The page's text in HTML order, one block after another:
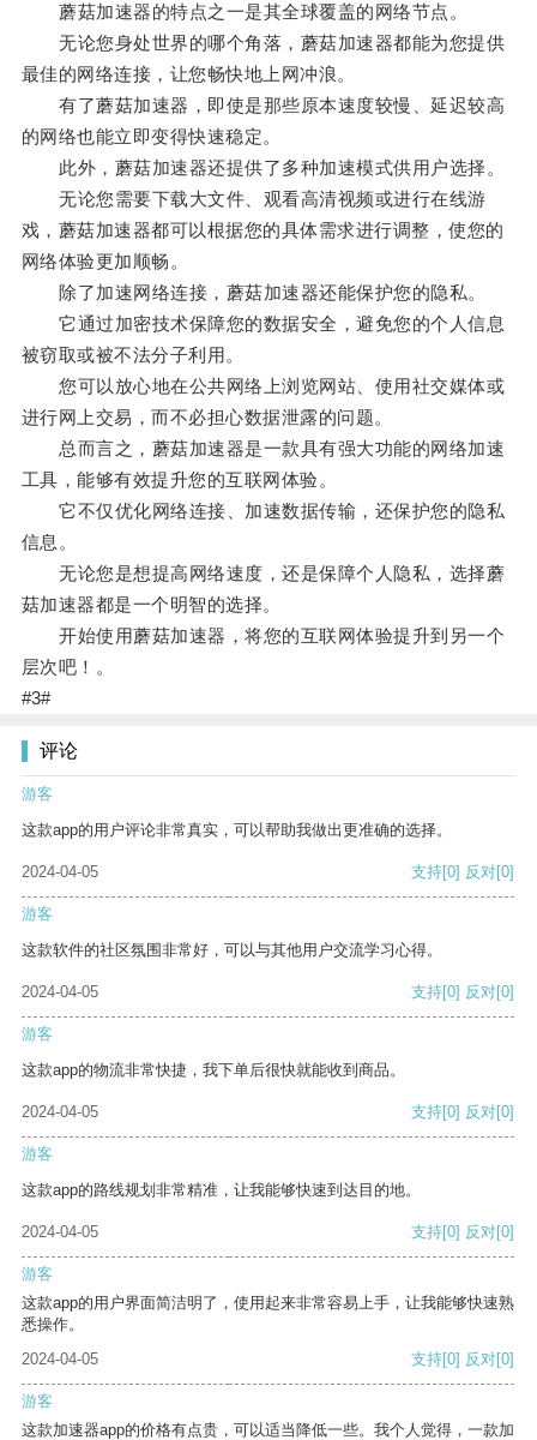
蘑菇加速器的特点之一是其全球覆盖的网络节点。
无论您身处世界的哪个角落，蘑菇加速器都能为您提供
最佳的网络连接，让您畅快地上网冲浪。
有了蘑菇加速器，即使是那些原本速度较慢、延迟较高
的网络也能立即变得快速稳定。
此外，蘑菇加速器还提供了多种加速模式供用户选择。
无论您需要下载大文件、观看高清视频或进行在线游
戏，蘑菇加速器都可以根据您的具体需求进行调整，使您的
网络体验更加顺畅。
除了加速网络连接，蘑菇加速器还能保护您的隐私。
它通过加密技术保障您的数据安全，避免您的个人信息
被窃取或被不法分子利用。
您可以放心地在公共网络上浏览网站、使用社交媒体或
进行网上交易，而不必担心数据泄露的问题。
总而言之，蘑菇加速器是一款具有强大功能的网络加速
工具，能够有效提升您的互联网体验。
它不仅优化网络连接、加速数据传输，还保护您的隐私
信息。
无论您是想提高网络速度，还是保障个人隐私，选择蘑
菇加速器都是一个明智的选择。
开始使用蘑菇加速器，将您的互联网体验提升到另一个
层次吧！。
#3#
评论
游客
这款app的用户评论非常真实，可以帮助我做出更准确的选择。
2024-04-05 支持[0] 反对[0]
游客
这款软件的社区氛围非常好，可以与其他用户交流学习心得。
2024-04-05 支持[0] 反对[0]
游客
这款app的物流非常快捷，我下单后很快就能收到商品。
2024-04-05 支持[0] 反对[0]
游客
这款app的路线规划非常精准，让我能够快速到达目的地。
2024-04-05 支持[0] 反对[0]
游客
这款app的用户界面简洁明了，使用起来非常容易上手，让我能够快速熟
悉操作。
2024-04-05
支持[0] 反对[0]
游客
这款加速器app的价格有点贵，可以适当降低一些。我个人觉得，一款加